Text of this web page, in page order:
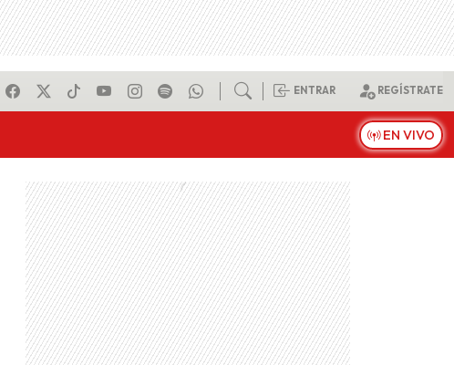
ENTRAR REGÍSTRATE
EN VIVO